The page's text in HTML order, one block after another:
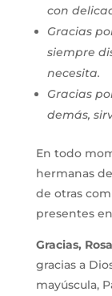
con
Gracias
siempre
necesita.
Gracias
demás,
En todo
hermanas
de otras
presentes
Gracias,
gracias a
mayúscula,